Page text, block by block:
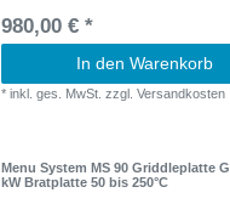
980,00 € *
In den Warenkorb
*inkl. ges. MwSt. zzgl.Versandkosten
Menu System MS 90 Griddleplatte
kW Bratplatte 50 bis 250°C